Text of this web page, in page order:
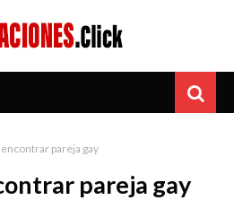
encontrar pareja gay
pareja gay